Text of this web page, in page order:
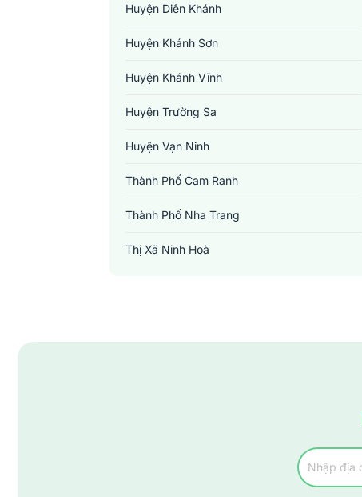
Huyện Diên Khánh
Huyện Khánh Sơn
Huyện Khánh Vĩnh
Huyện Trường Sa
Huyện Vạn Ninh
Thành Phố Cam Ranh
Thành Phố Nha Trang
Thị Xã Ninh Hoà